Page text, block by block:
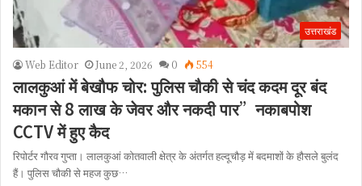
उत्तराखंड
Web Editor June 2, 2026 0 554
लालकुआं में बेखौफ चोर: पुलिस चौकी से चंद कदम दूर बंद
मकान से 8 लाख के जेवर और नकदी पार”नकाबपोश
CCTV में हुए कैद
रिपोर्टर गौरव गुप्ता। लालकुआं कोतवाली क्षेत्र के अंतर्गत हल्दूचौड़ में बदमाशों के हौसले बुलंद
हैं। पुलिस चौकी से महज कुछ…